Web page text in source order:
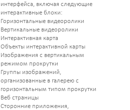
интерфейса, включая следующие
интерактивные блоки:
Горизонтальные видеоролики
Вертикальные видеоролики
Интерактивная карта
Объекты интерактивной карты
Изображения с вертикальным
режимом прокрутки
Группы изображений,
организованные в галерею с
горизонтальным типом прокрутки
Веб страницы
Сторонние приложения,